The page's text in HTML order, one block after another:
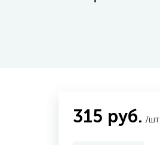
315 руб. /шт